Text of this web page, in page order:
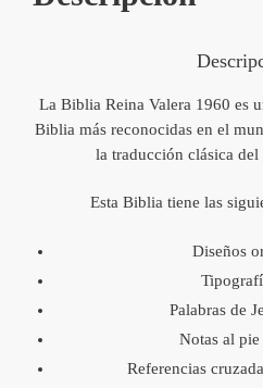
La Biblia Reina Valera 1960 es
Biblia más reconocidas en el
la traducción clásica
Esta Biblia tiene las
Diseños
Palabras de
Notas al
Referencias